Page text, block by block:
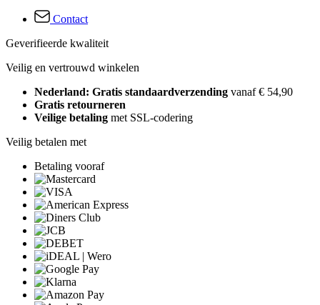
Contact
Geverifieerde kwaliteit
Veilig en vertrouwd winkelen
Nederland: Gratis standaardverzending vanaf € 54,90
Gratis retourneren
Veilige betaling met SSL-codering
Veilig betalen met
Betaling vooraf